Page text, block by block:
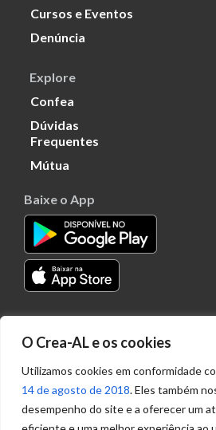
O Crea-AL e os cookies
Utilizamos cookies em conformidade
14 de agosto de 2018. Eles também
desempenho do site e a oferecer um
Cursos e Eventos
Denúncia
Explore
Confea
Dúvidas
Frequentes
Mútua
Baixe o App
Transparência
Portal
Acesso à
Informação
Política de
Privacidade de